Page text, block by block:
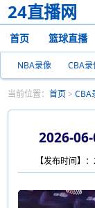
24直播网
首页 篮球直播
NBA录像 CBA录
当前位置：首页>CBA
2026-
【发布时间】